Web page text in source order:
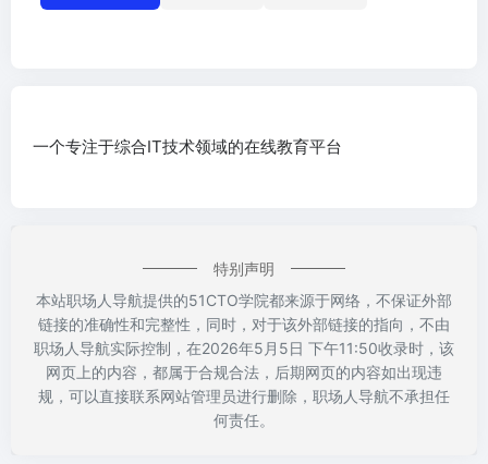
一个专注于综合IT技术领域的在线教育平台
特别声明
本站职场人导航提供的51CTO学院都来源于网络，不保证外部
链接的准确性和完整性，同时，对于该外部链接的指向，不由
职场人导航实际控制，在2026年5月5日 下午11:50收录时，该
网页上的内容，都属于合规合法，后期网页的内容如出现违
规，可以直接联系网站管理员进行删除，职场人导航不承担任
何责任。